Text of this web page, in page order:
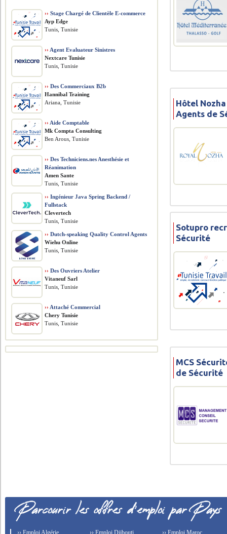
Hôtel
Agents de
Sotupro
Sécurité
MCS
de Sécurité
›› Stage Chargé de Clientèle E-commerce
Ayp Edge
Tunis, Tunisie
›› Agent Evaluateur Sinistres
Nextcare Tunisie
Tunis, Tunisie
›› Des Commerciaux B2b
Hannibal Training
Ariana, Tunisie
›› Aide Comptable
Mk Compta Consulting
Ben Arous, Tunisie
›› Des Techniciens.nes Anesthésie et
Réanimation
Amen Sante
Tunis, Tunisie
›› Ingénieur Java Spring Backend /
Fullstack
Clevertech
Tunis, Tunisie
›› Dutch-speaking Quality Control Agents
Wiehu Online
Tunis, Tunisie
›› Des Ouvriers Atelier
Vitaneuf Sarl
Tunis, Tunisie
›› Attaché Commercial
Chery Tunisie
Tunis, Tunisie
›› Emploi Algérie ›› Emploi Djibouti ›› Emploi Maroc